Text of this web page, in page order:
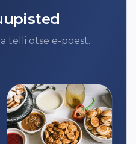
telli otse e-poest.